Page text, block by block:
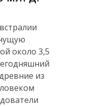
около 3,5
из